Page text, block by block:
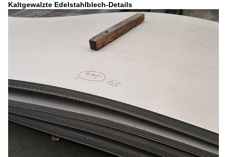
Kaltgewalzte Edelstahlblech-Details